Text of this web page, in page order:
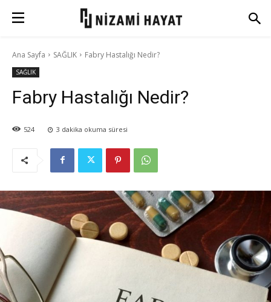
Ana Sayfa SAĞLIK Fabry Hastalığı Nedir?
SAĞLIK
Fabry Hastalığı Nedir?
524 3 dakika okuma süresi